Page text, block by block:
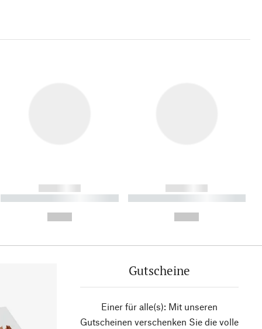
------------
----------- ----------- ----------
------------
----------- ----------- ----------
Gutscheine
Einer für alle(s): Mit unseren
Gutscheinen verschenken Sie die volle